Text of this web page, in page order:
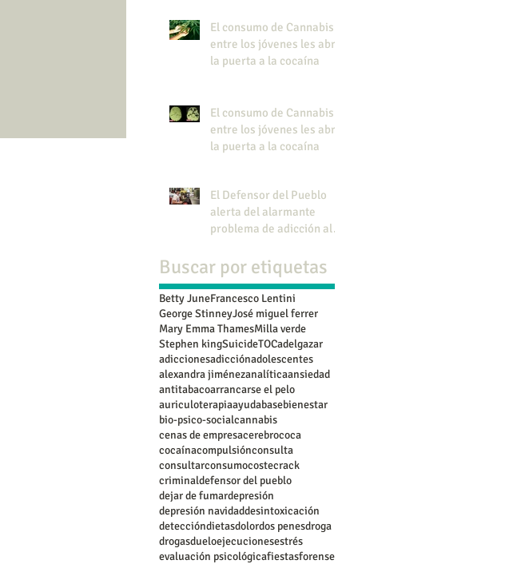
El consumo de Cannabis
entre los jóvenes les abre
la puerta a la cocaína
El consumo de Cannabis
entre los jóvenes les abre
la puerta a la cocaína
El Defensor del Pueblo
alerta del alarmante
problema de adicción al
Buscar por etiquetas
Betty JuneFrancesco Lentini
George StinneyJosé miguel ferrer
Mary Emma ThamesMilla verde
Stephen kingSuicideTOCadelgazar
adiccionesadicciónadolescentes
alexandra jiménezanalíticaansiedad
antitabacoarrancarse el pelo
auriculoterapiaayudabasebienestar
bio-psico-socialcannabis
cenas de empresacerebrococa
cocaínacompulsiónconsulta
consultarconsumocostecrack
criminaldefensor del pueblo
dejar de fumardepresión
depresión navidaddesintoxicación
deteccióndietasdolordos penesdroga
drogasdueloejecucionesestrés
evaluación psicológicafiestasforense